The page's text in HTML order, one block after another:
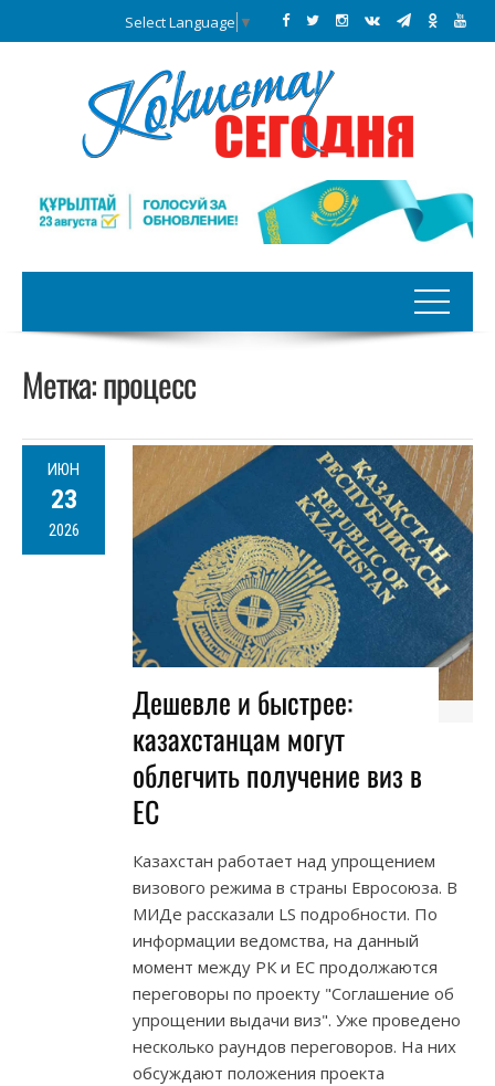
Select Language ▼
Метка:процесс
ИЮН
23
2026
Дешевле и быстрее:
казахстанцам могут
облегчить получение виз в
ЕС
Казахстан работает над упрощением
визового режима в страны Евросоюза. В
МИДе рассказали LS подробности. По
информации ведомства, на данный
момент между РК и ЕС продолжаются
переговоры по проекту "Соглашение об
упрощении выдачи виз". Уже проведено
несколько раундов переговоров. На них
обсуждают положения проекта